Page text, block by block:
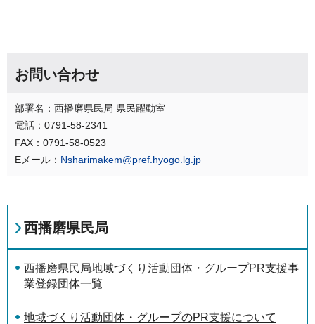
お問い合わせ
部署名：西播磨県民局 県民躍動室
電話：0791-58-2341
FAX：0791-58-0523
Eメール： Nsharimakem@pref.hyogo.lg.jp
西播磨県民局
西播磨県民局地域づくり活動団体・グループPR支援事
業登録団体一覧
地域づくり活動団体・グループのPR支援について